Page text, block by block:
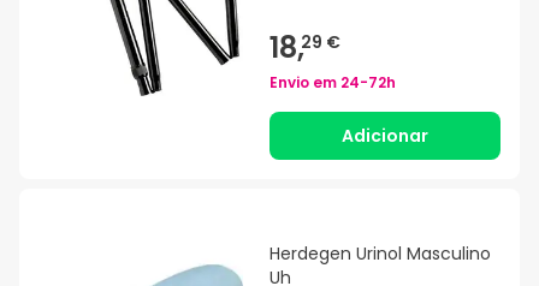
18,29 €
Envio em 24-72h
Adicionar
Herdegen Urinol Masculino
Uh